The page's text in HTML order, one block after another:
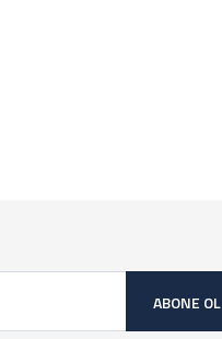
ABONE OL